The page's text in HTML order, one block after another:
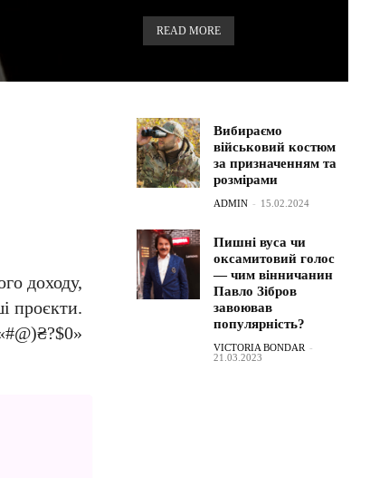
READ MORE
доходу,
проєкти.
Вибираємо
військовий костюм
за призначенням та
розмірами
ADMIN - 15.02.2024
Пишні вуса чи
оксамитовий голос
— чим вінничанин
Павло Зібров
завоював
популярність?
VICTORIA BONDAR -
21.03.2023